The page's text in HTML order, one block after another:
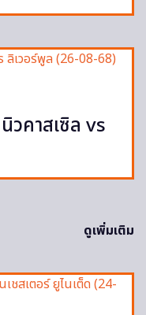
วคาสเซิล vs
ดูเพิ่มเติม